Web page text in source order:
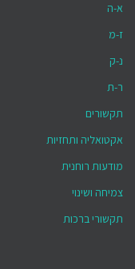
א-ה
ז-מ
נ-ק
ר-ת
תקשורים
אקטואליה ותחזיות
מודעות רוחנית
צמיחה ושינוי
תקשורי ברכות